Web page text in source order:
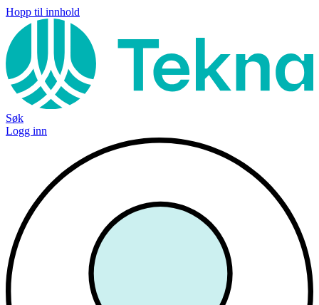
Hopp til innhold
Søk
Logg inn